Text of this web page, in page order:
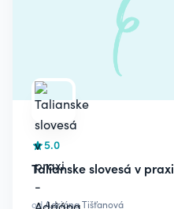
5.0
Talianske slovesá v praxi
odAdriána Tišťanová